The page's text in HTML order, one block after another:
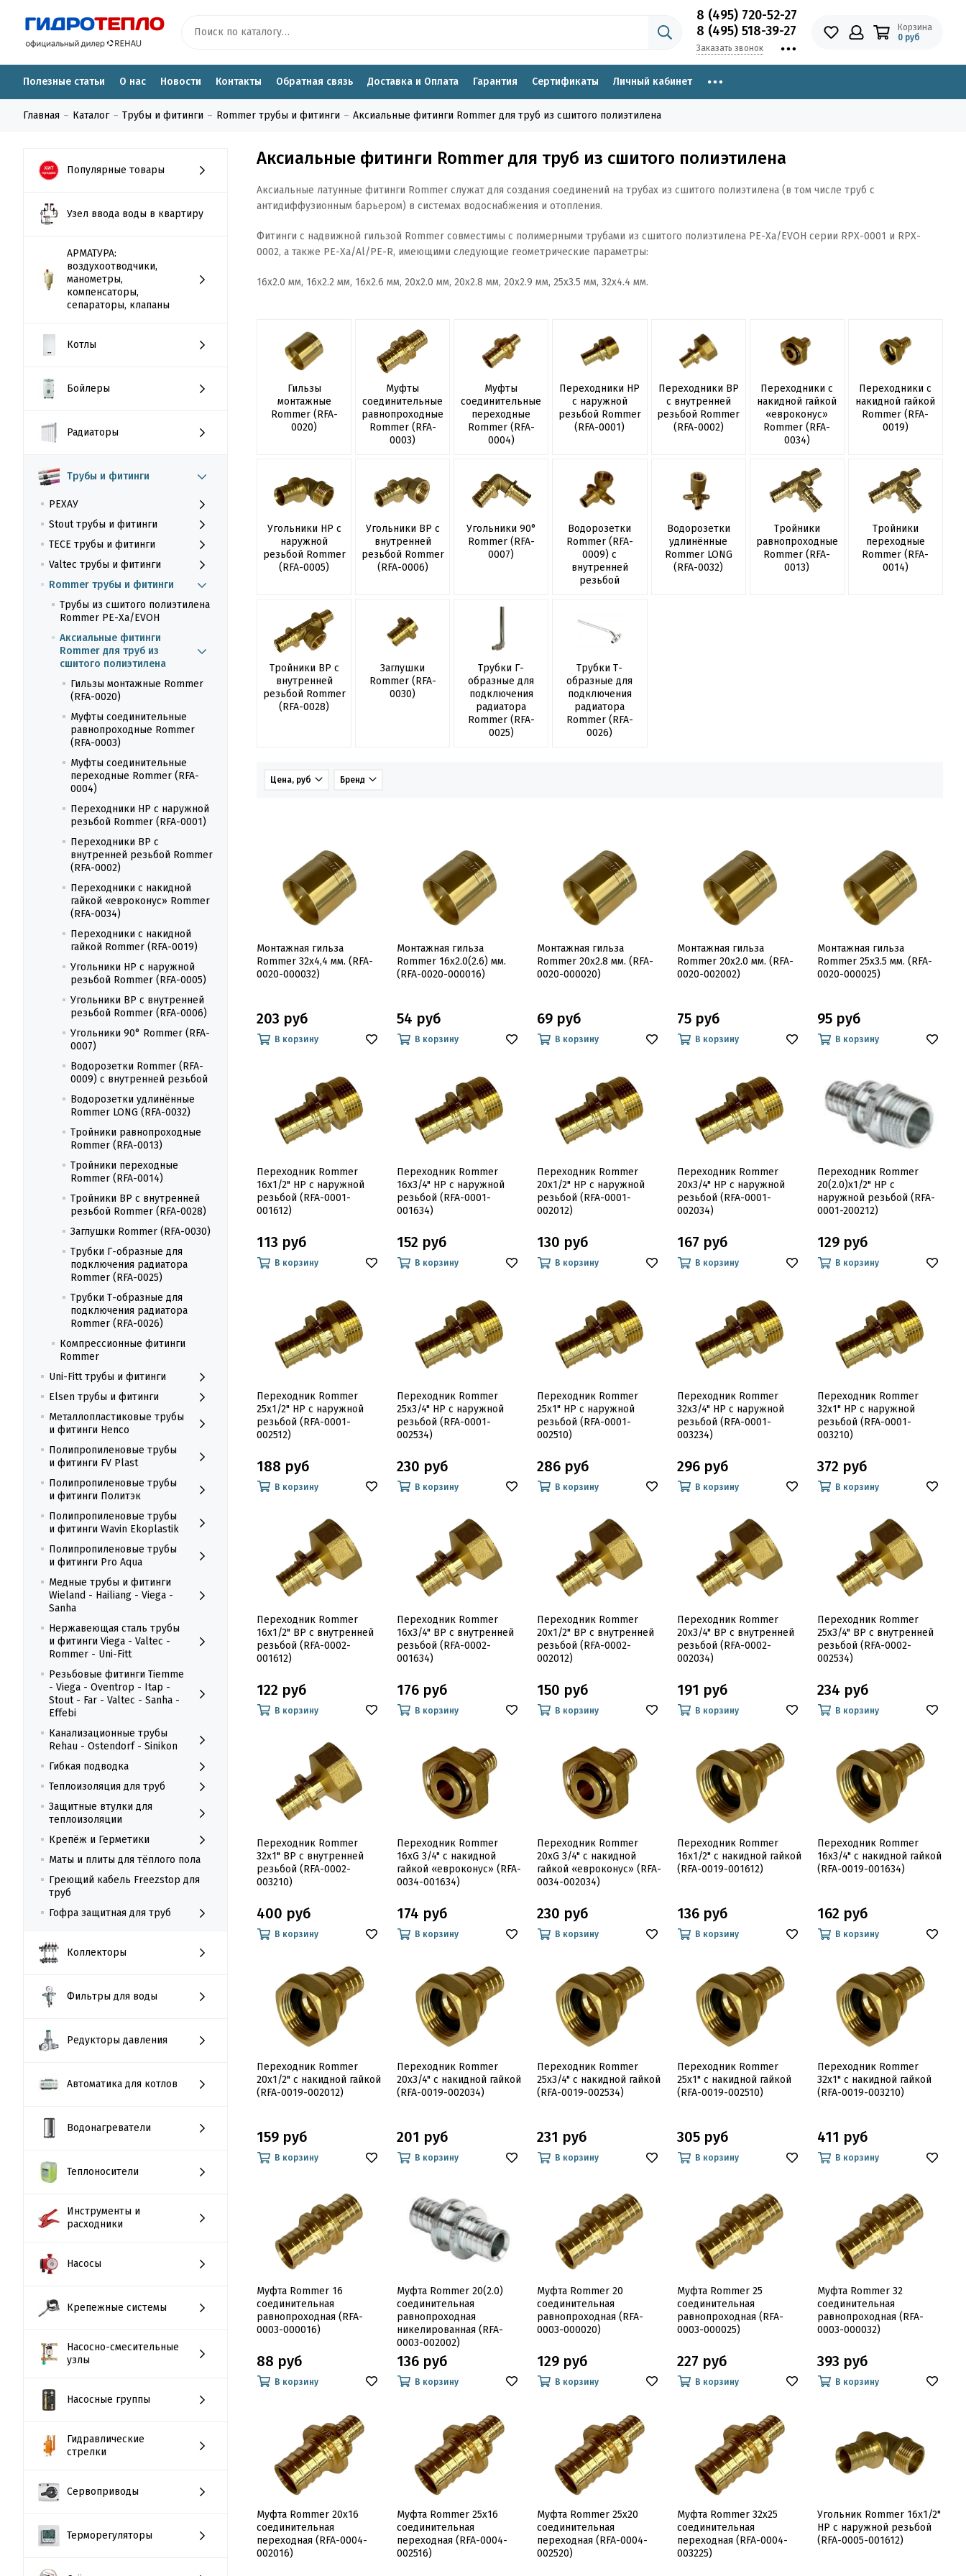
8 (495) 720-52-27
8 (495) 518-39-27
Заказать звонок
Корзина
0 руб
Полезные статьи О нас Новости Контакты Обратная связь Доставка и Оплата Гарантия Сертификаты Личный кабинет
Главная Каталог Трубы и фитинги Rommer трубы и фитинги Аксиальные фитинги Rommer для труб из сшитого полиэтилена
Популярные товары
Узел ввода воды в квартиру
АРМАТУРА:
воздухоотводчики,
манометры,
компенсаторы,
сепараторы, клапаны
Котлы
Бойлеры
Радиаторы
Трубы и фитинги
РЕХАУ
Stout трубы и фитинги
TECE трубы и фитинги
Valtec трубы и фитинги
Rommer трубы и фитинги
Трубы из сшитого полиэтилена
Rommer PE-Xa/EVOH
Аксиальные фитинги
Rommer для труб из
сшитого полиэтилена
Гильзы монтажные Rommer
(RFA-0020)
Муфты соединительные
равнопроходные Rommer
(RFA-0003)
Муфты соединительные
переходные Rommer (RFA-
0004)
Переходники НР с наружной
резьбой Rommer (RFA-0001)
Переходники ВР с
внутренней резьбой Rommer
(RFA-0002)
Переходники с накидной
гайкой «евроконус» Rommer
(RFA-0034)
Переходники с накидной
гайкой Rommer (RFA-0019)
Угольники НР с наружной
резьбой Rommer (RFA-0005)
Угольники ВР с внутренней
резьбой Rommer (RFA-0006)
Угольники 90° Rommer (RFA-
0007)
Водорозетки Rommer (RFA-
0009) с внутренней резьбой
Водорозетки удлинённые
Rommer LONG (RFA-0032)
Тройники равнопроходные
Rommer (RFA-0013)
Тройники переходные
Rommer (RFA-0014)
Тройники ВР с внутренней
резьбой Rommer (RFA-0028)
Заглушки Rommer (RFA-0030)
Трубки Г-образные для
подключения радиатора
Rommer (RFA-0025)
Трубки Т-образные для
подключения радиатора
Rommer (RFA-0026)
Компрессионные фитинги
Rommer
Uni-Fitt трубы и фитинги
Elsen трубы и фитинги
Металлопластиковые трубы
и фитинги Henco
Полипропиленовые трубы
и фитинги FV Plast
Полипропиленовые трубы
и фитинги Политэк
Полипропиленовые трубы
и фитинги Wavin Ekoplastik
Полипропиленовые трубы
и фитинги Pro Aqua
Медные трубы и фитинги
Wieland - Hailiang - Viega -
Sanha
Нержавеющая сталь трубы
и фитинги Viega - Valtec -
Rommer - Uni-Fitt
Резьбовые фитинги Tiemme
- Viega - Oventrop - Itap -
Stout - Far - Valtec - Sanha -
Effebi
Канализационные трубы
Rehau - Ostendorf - Sinikon
Гибкая подводка
Теплоизоляция для труб
Защитные втулки для
теплоизоляции
Крепёж и Герметики
Маты и плиты для тёплого пола
Греющий кабель Freezstop для
труб
Гофра защитная для труб
Коллекторы
Фильтры для воды
Редукторы давления
Автоматика для котлов
Водонагреватели
Теплоносители
Инструменты и
расходники
Насосы
Крепежные системы
Насосно-смесительные
узлы
Насосные группы
Гидравлические
стрелки
Сервоприводы
Терморегуляторы
Аксиальные фитинги Rommer для труб из сшитого полиэтилена
Аксиальные латунные фитинги Rommer служат для создания соединений на трубах из сшитого полиэтилена (в том числе труб с
антидиффузионным барьером) в системах водоснабжения и отопления.
Фитинги с надвижной гильзой Rommer совместимы с полимерными трубами из сшитого полиэтилена PE-Ха/EVOH серии RPX-0001 и RPX-
0002, а также PE-Xa/Al/PE-R, имеющими следующие геометрические параметры:
16x2.0 мм, 16x2.2 мм, 16x2.6 мм, 20x2.0 мм, 20x2.8 мм, 20x2.9 мм, 25x3.5 мм, 32x4.4 мм.
Гильзы
монтажные
Rommer (RFA-
0020)
Муфты
соединительные
равнопроходные
Rommer (RFA-
0003)
Муфты
соединительные
переходные
Rommer (RFA-
0004)
Переходники НР
с наружной
резьбой Rommer
(RFA-0001)
Переходники ВР
с внутренней
резьбой Rommer
(RFA-0002)
Переходники с
накидной гайкой
«евроконус»
Rommer (RFA-
0034)
Переходники с
накидной гайкой
Rommer (RFA-
0019)
Угольники НР с
наружной
резьбой Rommer
(RFA-0005)
Угольники ВР с
внутренней
резьбой Rommer
(RFA-0006)
Угольники 90°
Rommer (RFA-
0007)
Водорозетки
Rommer (RFA-
0009) с
внутренней
резьбой
Водорозетки
удлинённые
Rommer LONG
(RFA-0032)
Тройники
равнопроходные
Rommer (RFA-
0013)
Тройники
переходные
Rommer (RFA-
0014)
Тройники ВР с
внутренней
резьбой Rommer
(RFA-0028)
Заглушки
Rommer (RFA-
0030)
Трубки Г-
образные для
подключения
радиатора
Rommer (RFA-
0025)
Трубки Т-
образные для
подключения
радиатора
Rommer (RFA-
0026)
Цена, руб Бренд
Монтажная гильза
Rommer 32x4,4 мм. (RFA-
0020-000032)
203 руб
В корзину
Монтажная гильза
Rommer 16x2.0(2.6) мм.
(RFA-0020-000016)
54 руб
В корзину
Монтажная гильза
Rommer 20x2.8 мм. (RFA-
0020-000020)
69 руб
В корзину
Монтажная гильза
Rommer 20x2.0 мм. (RFA-
0020-002002)
75 руб
В корзину
Монтажная гильза
Rommer 25x3.5 мм. (RFA-
0020-000025)
95 руб
В корзину
Переходник Rommer
16x1/2" НР с наружной
резьбой (RFA-0001-
001612)
113 руб
В корзину
Переходник Rommer
16x3/4" НР с наружной
резьбой (RFA-0001-
001634)
152 руб
В корзину
Переходник Rommer
20x1/2" НР с наружной
резьбой (RFA-0001-
002012)
130 руб
В корзину
Переходник Rommer
20x3/4" НР с наружной
резьбой (RFA-0001-
002034)
167 руб
В корзину
Переходник Rommer
20(2.0)x1/2" НР с
наружной резьбой (RFA-
0001-200212)
129 руб
В корзину
Переходник Rommer
25x1/2" НР с наружной
резьбой (RFA-0001-
002512)
188 руб
В корзину
Переходник Rommer
25x3/4" НР с наружной
резьбой (RFA-0001-
002534)
230 руб
В корзину
Переходник Rommer
25x1" НР с наружной
резьбой (RFA-0001-
002510)
286 руб
В корзину
Переходник Rommer
32x3/4" НР с наружной
резьбой (RFA-0001-
003234)
296 руб
В корзину
Переходник Rommer
32x1" НР с наружной
резьбой (RFA-0001-
003210)
372 руб
В корзину
Переходник Rommer
16x1/2" ВР с внутренней
резьбой (RFA-0002-
001612)
122 руб
В корзину
Переходник Rommer
16x3/4" ВР с внутренней
резьбой (RFA-0002-
001634)
176 руб
В корзину
Переходник Rommer
20x1/2" ВР с внутренней
резьбой (RFA-0002-
002012)
150 руб
В корзину
Переходник Rommer
20x3/4" ВР с внутренней
резьбой (RFA-0002-
002034)
191 руб
В корзину
Переходник Rommer
25x3/4" ВР с внутренней
резьбой (RFA-0002-
002534)
234 руб
В корзину
Переходник Rommer
32x1" ВР с внутренней
резьбой (RFA-0002-
003210)
400 руб
В корзину
Переходник Rommer
16xG 3/4" с накидной
гайкой «евроконус» (RFA-
0034-001634)
174 руб
В корзину
Переходник Rommer
20xG 3/4" с накидной
гайкой «евроконус» (RFA-
0034-002034)
230 руб
В корзину
Переходник Rommer
16x1/2" с накидной гайкой
(RFA-0019-001612)
136 руб
В корзину
Переходник Rommer
16x3/4" с накидной гайкой
(RFA-0019-001634)
162 руб
В корзину
Переходник Rommer
20x1/2" с накидной гайкой
(RFA-0019-002012)
159 руб
В корзину
Переходник Rommer
20x3/4" с накидной гайкой
(RFA-0019-002034)
201 руб
В корзину
Переходник Rommer
25x3/4" с накидной гайкой
(RFA-0019-002534)
231 руб
В корзину
Переходник Rommer
25x1" с накидной гайкой
(RFA-0019-002510)
305 руб
В корзину
Переходник Rommer
32x1" с накидной гайкой
(RFA-0019-003210)
411 руб
В корзину
Муфта Rommer 16
соединительная
равнопроходная (RFA-
0003-000016)
88 руб
В корзину
Муфта Rommer 20(2.0)
соединительная
равнопроходная
никелированная (RFA-
0003-002002)
136 руб
В корзину
Муфта Rommer 20
соединительная
равнопроходная (RFA-
0003-000020)
129 руб
В корзину
Муфта Rommer 25
соединительная
равнопроходная (RFA-
0003-000025)
227 руб
В корзину
Муфта Rommer 32
соединительная
равнопроходная (RFA-
0003-000032)
393 руб
В корзину
Муфта Rommer 20x16
соединительная
переходная (RFA-0004-
002016)
Муфта Rommer 25x16
соединительная
переходная (RFA-0004-
002516)
Муфта Rommer 25x20
соединительная
переходная (RFA-0004-
002520)
Муфта Rommer 32x25
соединительная
переходная (RFA-0004-
003225)
Угольник Rommer 16x1/2"
НР с наружной резьбой
(RFA-0005-001612)